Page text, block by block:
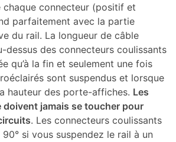
chaque connecteur (positif et
parfaitement avec la partie
du rail. La longueur de câble
dessus des connecteurs coulissants
qu’à la fin et seulement une fois
sont suspendus et lorsque
hauteur des porte-affiches. Les
doivent jamais se toucher pour
. Les connecteurs coulissants
si vous suspendez le rail à un